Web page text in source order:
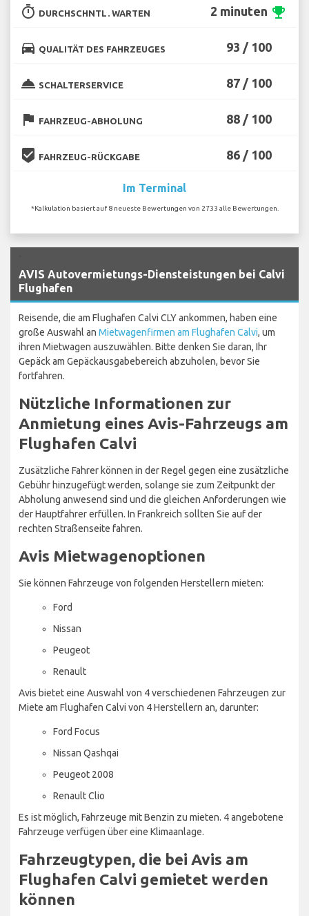
timer DURCHSCHNTL. WARTEN 2 minuten emoji_events
directions_car QUALITÄT DES FAHRZEUGES 93 / 100
room_service SCHALTERSERVICE 87 / 100
flag FAHRZEUG-ABHOLUNG 88 / 100
beenhere FAHRZEUG-RÜCKGABE 86 / 100
Im Terminal
*Kalkulation basiert auf 8 neueste Bewertungen von 2733 alle Bewertungen.
AVIS Autovermietungs-Diensteistungen bei Calvi
Flughafen
Reisende, die am Flughafen Calvi CLY ankommen, haben eine
große Auswahl an Mietwagenfirmen am Flughafen Calvi, um
ihren Mietwagen auszuwählen. Bitte denken Sie daran, Ihr
Gepäck am Gepäckausgabebereich abzuholen, bevor Sie
fortfahren.
Nützliche Informationen zur
Anmietung eines Avis-Fahrzeugs am
Flughafen Calvi
Zusätzliche Fahrer können in der Regel gegen eine zusätzliche
Gebühr hinzugefügt werden, solange sie zum Zeitpunkt der
Abholung anwesend sind und die gleichen Anforderungen wie
der Hauptfahrer erfüllen. In Frankreich sollten Sie auf der
rechten Straßenseite fahren.
Avis Mietwagenoptionen
Sie können Fahrzeuge von folgenden Herstellern mieten:
Ford
Nissan
Peugeot
Renault
Avis bietet eine Auswahl von 4 verschiedenen Fahrzeugen zur
Miete am Flughafen Calvi von 4 Herstellern an, darunter:
Ford Focus
Nissan Qashqai
Peugeot 2008
Renault Clio
Es ist möglich, Fahrzeuge mit Benzin zu mieten. 4 angebotene
Fahrzeuge verfügen über eine Klimaanlage.
Fahrzeugtypen, die bei Avis am
Flughafen Calvi gemietet werden
können